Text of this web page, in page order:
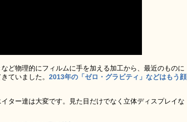
ど物理的にフィルムに手を加える加工から、最近のものに
ていました。 2013年の「ゼロ・グラビティ」などはもう顔
ター達は大変です。見た目だけでなく立体ディスプレイな